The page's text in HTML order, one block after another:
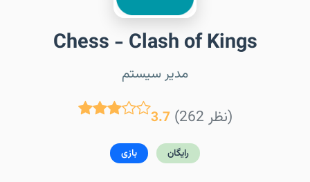
Chess - Clash of Kings
مدیر سیستم
3.7 (262 نظر)
رایگان بازی